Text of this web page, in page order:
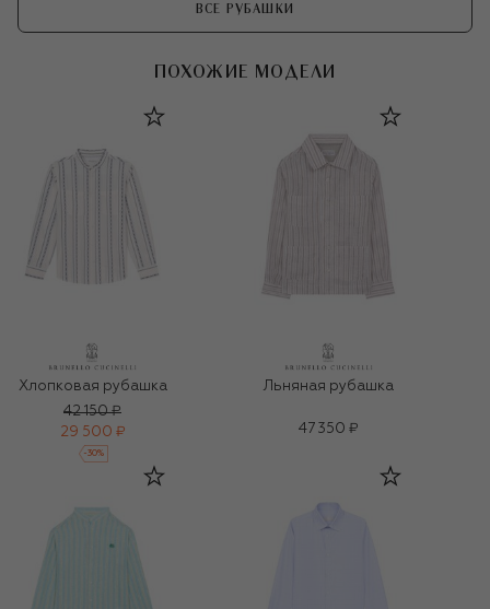
ВСЕ РУБАШКИ
ПОХОЖИЕ МОДЕЛИ
Хлопковая рубашка
42 150 ₽
29 500 ₽
-30%
Льняная рубашка
47 350 ₽